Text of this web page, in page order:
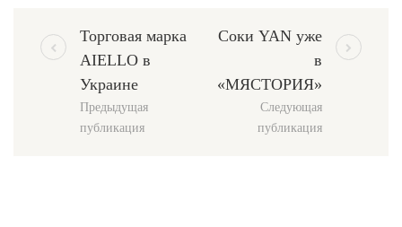
Торговая марка
АIELLO в
Украине
Предыдущая
публикация
Соки YAN уже
в
«МЯСТОРИЯ»
Следующая
публикация